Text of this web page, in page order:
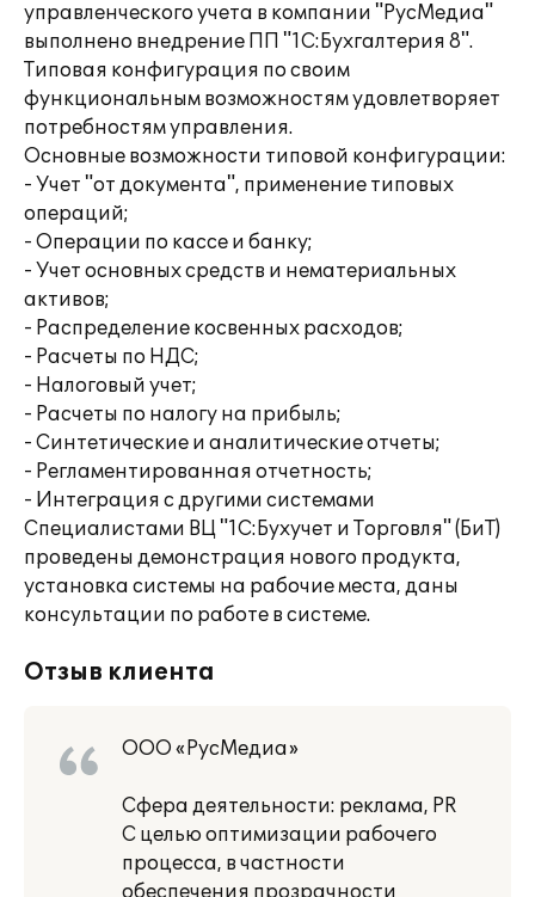
управленческого учета в компании "РусМедиа"
выполнено внедрение ПП "1С:Бухгалтерия 8".
Типовая конфигурация по своим
функциональным возможностям удовлетворяет
потребностям управления.
Основные возможности типовой конфигурации:
- Учет "от документа", применение типовых
операций;
- Операции по кассе и банку;
- Учет основных средств и нематериальных
активов;
- Распределение косвенных расходов;
- Расчеты по НДС;
- Налоговый учет;
- Расчеты по налогу на прибыль;
- Синтетические и аналитические отчеты;
- Регламентированная отчетность;
- Интеграция с другими системами
Специалистами ВЦ "1С:Бухучет и Торговля" (БиТ)
проведены демонстрация нового продукта,
установка системы на рабочие места, даны
консультации по работе в системе.
Отзыв клиента
ООО «РусМедиа»
Сфера деятельности: реклама, PR
С целью оптимизации рабочего
процесса, в частности
обеспечения прозрачности